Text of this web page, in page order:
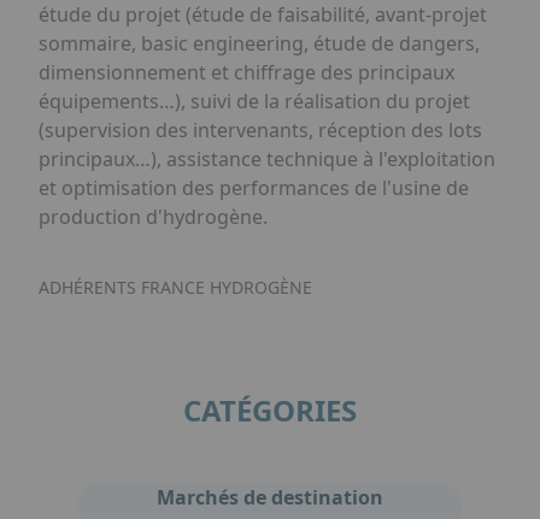
étude du projet (étude de faisabilité, avant-projet
sommaire, basic engineering, étude de dangers,
dimensionnement et chiffrage des principaux
équipements…), suivi de la réalisation du projet
(supervision des intervenants, réception des lots
principaux…), assistance technique à l'exploitation
et optimisation des performances de l'usine de
production d'hydrogène.
ADHÉRENTS FRANCE HYDROGÈNE
CATÉGORIES
Marchés de destination